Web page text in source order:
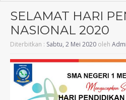
SELAMAT HARI
NASIONAL 2020
Diterbitkan : Sabtu, 2 Mei 2020 oleh